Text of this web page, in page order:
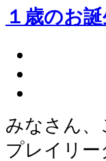
１歳のお
みなさん、
プレイリー